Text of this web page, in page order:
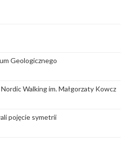
Geologicznego
Walking im. Małgorzaty Kowcz
pojęcie symetrii